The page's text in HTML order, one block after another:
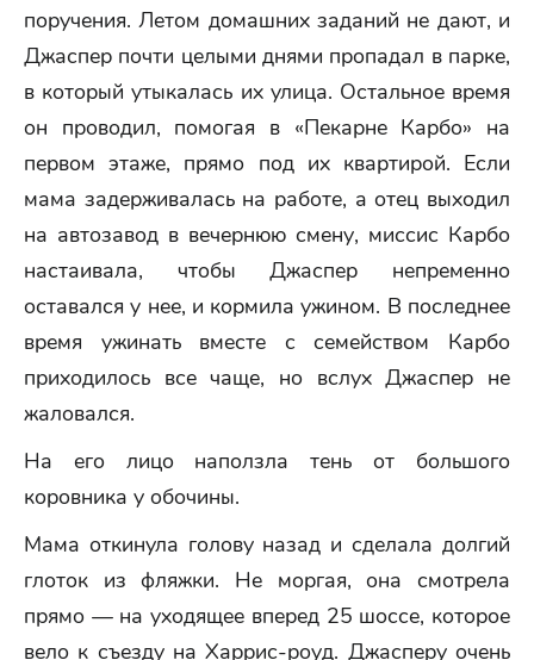
поручения. Летом домашних заданий не дают, и
Джаспер почти целыми днями пропадал в парке,
в который утыкалась их улица. Остальное время
он проводил, помогая в «Пекарне Карбо» на
первом этаже, прямо под их квартирой. Если
мама задерживалась на работе, а отец выходил
на автозавод в вечернюю смену, миссис Карбо
настаивала, чтобы Джаспер непременно
оставался у нее, и кормила ужином. В последнее
время ужинать вместе с семейством Карбо
приходилось все чаще, но вслух Джаспер не
жаловался.
На его лицо наползла тень от большого
коровника у обочины.
Мама откинула голову назад и сделала долгий
глоток из фляжки. Не моргая, она смотрела
прямо — на уходящее вперед 25 шоссе, которое
вело к съезду на Харрис-роуд. Джасперу очень